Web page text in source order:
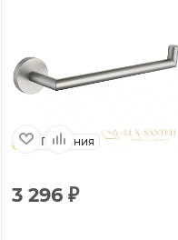
Германия
3 296 ₽